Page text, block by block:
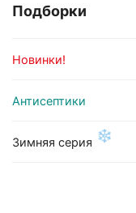
Подборки
Новинки!
Антисептики
Зимняя серия ❄